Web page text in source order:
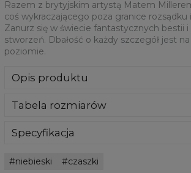
Razem z brytyjskim artystą Matem
coś wykraczającego poza granice rozsądku
Zanurz się w świecie fantastycznych bestii
stworzeń. Dbałość o każdy szczegół jest
poziomie.
Opis produktu
miłego w dotyku materiału. Klasyczny
produkt, więc dołożyliśmy wszelkich starań
materiał. Must-have w Twojej szafie!
Tabela rozmiarów
Specyfikacja
Przeznaczenie:
Unisex
niebieski czaszki